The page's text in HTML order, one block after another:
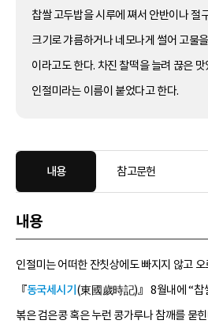
찹쌀 고두밥을 시루에 쪄서 안반이나 절
크기로 갸름하거나 네모나게 썰어 고물
이라고도 한다. 차진 찰떡을 늘려 끊은
인절미라는 이름이 붙었다고 한다.
내용 참고문헌
내용
인절미는 어떠한 잔칫상에도 빠지지 않고
『동국세시기 (東國歲時記)』 8월내에 “찹
볶은 검은콩 혹은 누런 콩가루나 참깨를 묻